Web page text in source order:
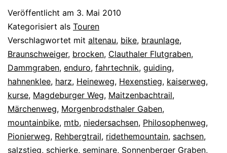
Veröffentlicht am 3. Mai 2010
Kategorisiert als Touren
Verschlagwortet mit altenau, bike, braunlage,
Braunschweiger, brocken, Clauthaler Flutgraben,
Dammgraben, enduro, fahrtechnik, guiding,
hahnenklee, harz, Heineweg, Hexenstieg, kaiserweg,
kurse, Magdeburger Weg, Maitzenbachtrail,
Märchenweg, Morgenbrodsthaler Gaben,
mountainbike, mtb, niedersachsen, Philosophenweg,
Pionierweg, Rehbergtrail, ridethemountain, sachsen,
salzstieg, schierke, seminare, Sonnenberger Graben,